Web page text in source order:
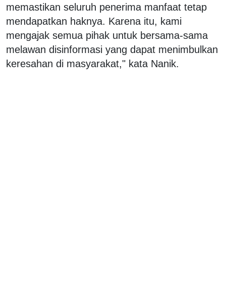
memastikan seluruh penerima manfaat tetap
mendapatkan haknya. Karena itu, kami
mengajak semua pihak untuk bersama-sama
melawan disinformasi yang dapat menimbulkan
keresahan di masyarakat," kata Nanik.